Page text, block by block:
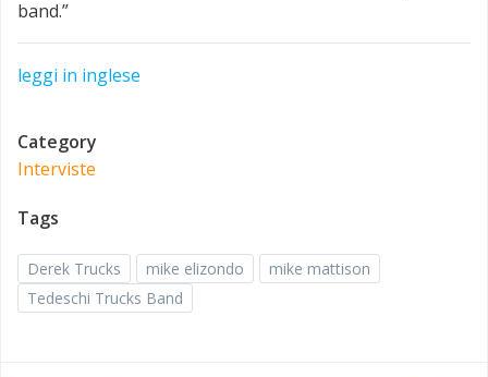
band.”
leggi in inglese
Category
Interviste
Tags
Derek Trucks mike elizondo
mike mattison
Tedeschi Trucks Band